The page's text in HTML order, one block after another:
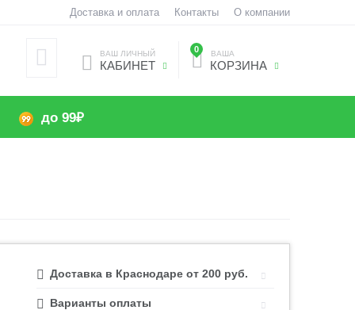
Доставка и оплата Контакты О компании
0 ВАША
КОРЗИНА
ВАШ ЛИЧНЫЙ
КАБИНЕТ
до 99₽
Доставка в Краснодаре от 200 руб.
Варианты оплаты